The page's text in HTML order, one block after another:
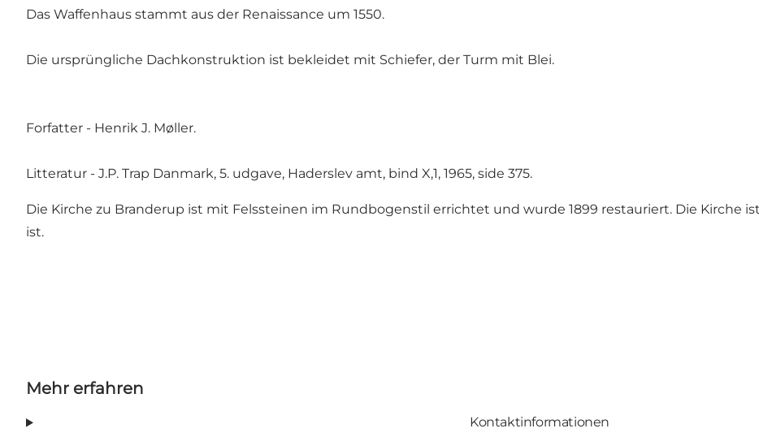
Das Waffenhaus stammt aus der Renaissance um 1550.
Die ursprüngliche Dachkonstruktion ist bekleidet mit Schiefer, der Turm mit Blei.
Forfatter - Henrik J. Møller.
Litteratur - J.P. Trap Danmark, 5. udgave, Haderslev amt, bind X,1, 1965, side 375.
Die Kirche zu Branderup ist mit Felssteinen im Rundbogenstil errichtet und wurde 1899 restauriert. Die Kirche
ist.
Mehr erfahren
Kontaktinformationen